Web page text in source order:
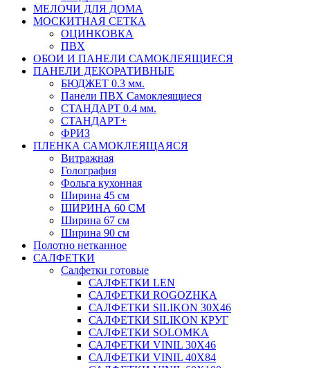
МЕЛОЧИ ДЛЯ ДОМА
МОСКИТНАЯ СЕТКА
ОЦИНКОВКА
ПВХ
ОБОИ И ПАНЕЛИ САМОКЛЕЯЩИЕСЯ
ПАНЕЛИ ДЕКОРАТИВНЫЕ
БЮДЖЕТ 0.3 мм.
Панели ПВХ Самоклеящиеся
СТАНДАРТ 0.4 мм.
СТАНДАРТ+
ФРИЗ
ПЛЕНКА САМОКЛЕЯЩАЯСЯ
Витражная
Голография
Фольга кухонная
Ширина 45 см
ШИРИНА 60 СМ
Ширина 67 см
Ширина 90 см
Полотно нетканное
САЛФЕТКИ
Салфетки готовые
САЛФЕТКИ LEN
САЛФЕТКИ ROGOZHKA
САЛФЕТКИ SILIKON 30Х46
САЛФЕТКИ SILIKON КРУГ
САЛФЕТКИ SOLOMKA
САЛФЕТКИ VINIL 30Х46
САЛФЕТКИ VINIL 40Х84